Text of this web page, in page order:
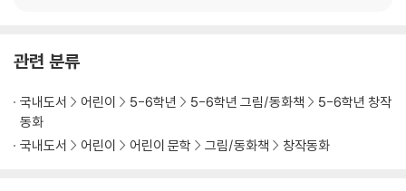
관련 분류
국내도서 어린이 5-6학년 5-6학년 그림/동화책
5-6학년 창작
동화
국내도서
어린이 어린이 문학 그림/동화책 창작동화